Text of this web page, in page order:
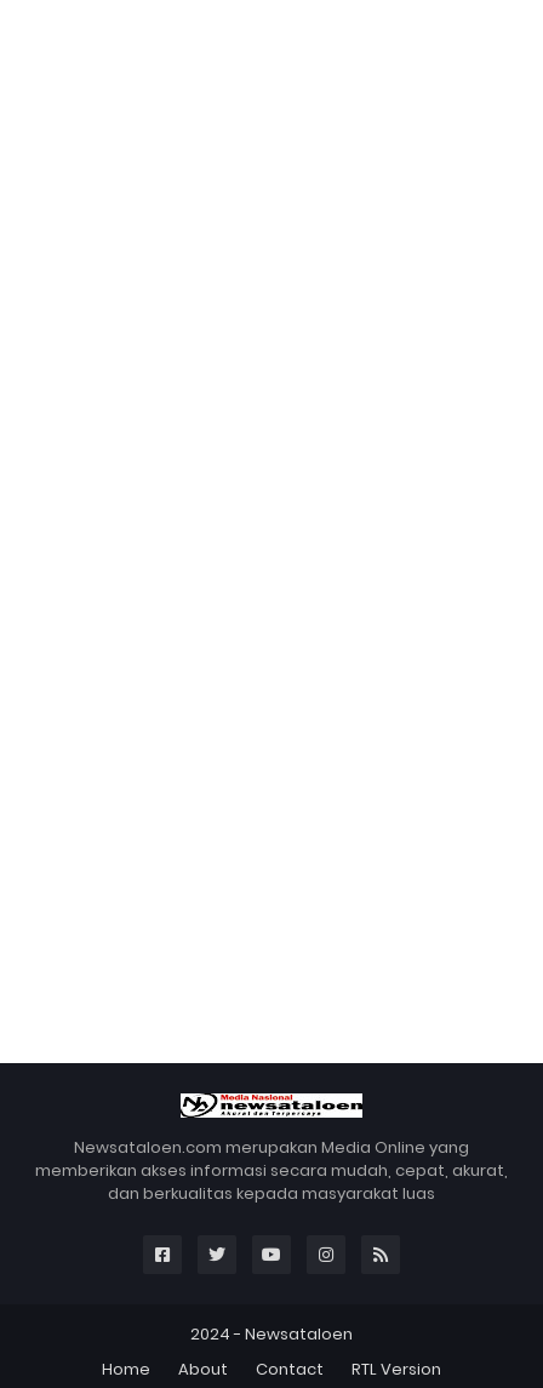
Newsataloen.com merupakan Media Online yang
memberikan akses informasi secara mudah, cepat, akurat,
dan berkualitas kepada masyarakat luas
2024 - Newsataloen
Home
About Contact RTL Version